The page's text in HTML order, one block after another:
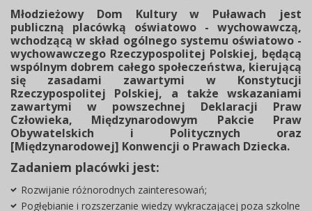
Młodzieżowy Dom Kultury w Puławach jest
publiczną placówką oświatowo - wychowawczą,
wchodzącą w skład ogólnego systemu oświatowo -
wychowawczego Rzeczypospolitej Polskiej, będącą
wspólnym dobrem całego społeczeństwa, kierującą
się zasadami zawartymi w Konstytucji
Rzeczypospolitej Polskiej, a także wskazaniami
zawartymi w powszechnej Deklaracji Praw
Człowieka, Międzynarodowym Pakcie Praw
Obywatelskich i Politycznych oraz
[Międzynarodowej] Konwencji o Prawach Dziecka.
Zadaniem placówki jest:
Rozwijanie różnorodnych zainteresowań;
Pogłębianie i rozszerzanie wiedzy wykraczającej poza szkolne